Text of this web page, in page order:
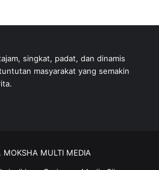
singkat, padat, dan dinamis
masyarakat yang semakin
MULTI MEDIA